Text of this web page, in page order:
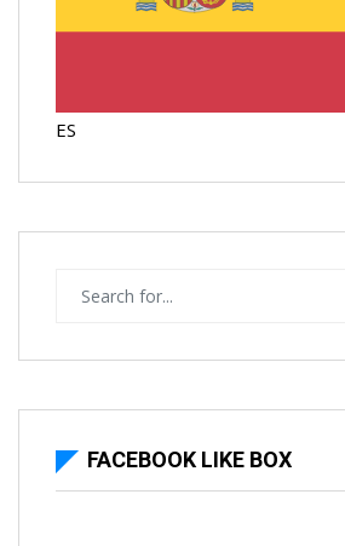
ES
FACEBOOK LIKE BOX